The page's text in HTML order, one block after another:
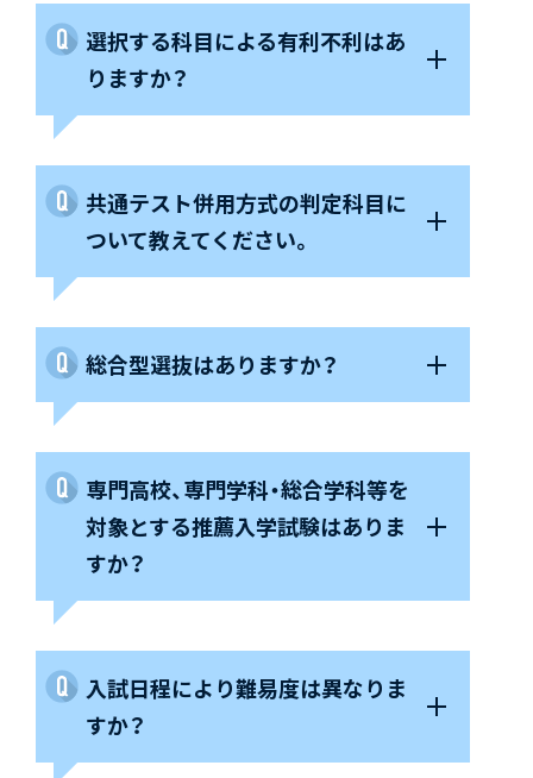
選択する科目による有利不利はあ
りますか？
共通テスト併用方式の判定科目に
ついて教えてください。
総合型選抜はありますか？
専門高校、専門学科・総合学科等を
対象とする推薦入学試験はありま
すか？
入試日程により難易度は異なりま
すか？